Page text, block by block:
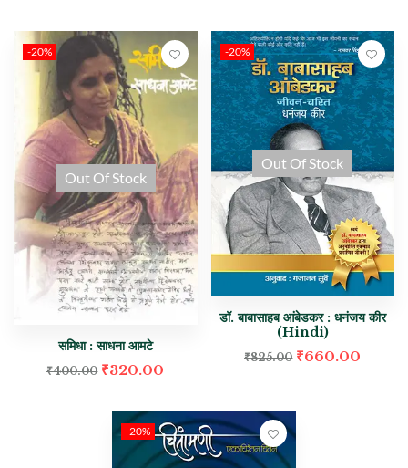
-20%
Out Of Stock
समिधा : साधना आमटे
₹400.00 ₹320.00
-20%
Out Of Stock
डॉ. बाबासाहब आंबेडकर : धनंजय कीर
(Hindi)
₹825.00 ₹660.00
-20%